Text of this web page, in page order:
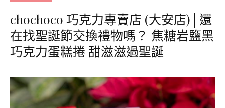
chochoco 巧克力專賣店 (大安店)│還
在找聖誕節交換禮物嗎？ 焦糖岩鹽黑
巧克力蛋糕捲 甜滋滋過聖誕